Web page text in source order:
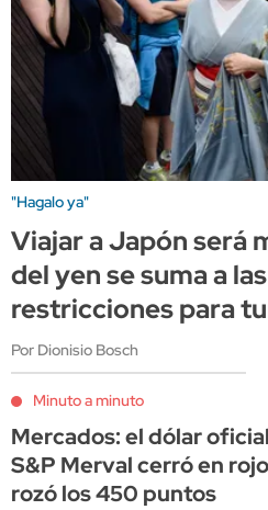
"Hagalo ya"
Viajar a Japón será
del yen se suma a
restricciones para
Por Dionisio Bosch
Minuto a minuto
Mercados: el dólar
S&P Merval cerró en
rozó los 450 puntos